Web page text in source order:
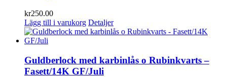
kr250.00
Lägg till i varukorg Detaljer
Guldberlock med karbinlås o Rubinkvarts –
Fasett/14K GF/Juli